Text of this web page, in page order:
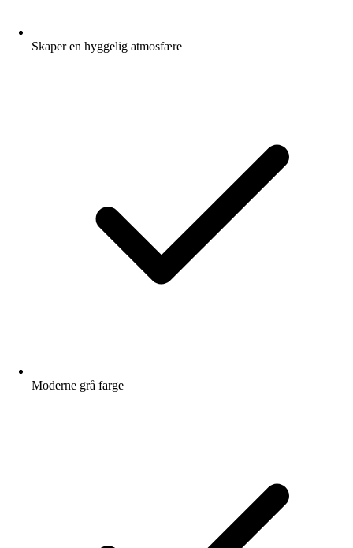
Skaper en hyggelig atmosfære
Moderne grå farge